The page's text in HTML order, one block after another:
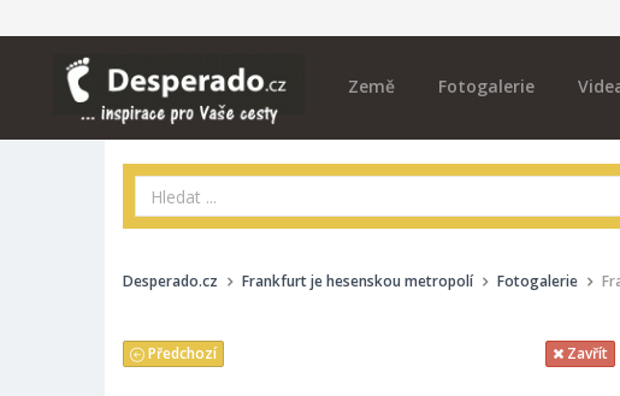
Země Fotogalerie
Desperado.cz Frankfurt je hesenskou metropolí Fotogalerie
Předchozí Zavřít